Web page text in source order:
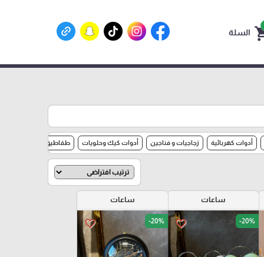
السلة
أدوات كهربائية زجاجيات و فناجين أدوات كيك وحلويات طقاطيق
ساعات
favorite_border -20%
ساعات
favorite_border -20%